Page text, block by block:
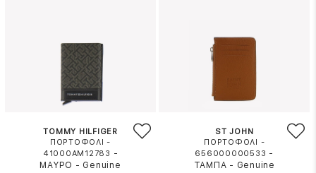
TOMMY HILFIGER
ΠΟΡΤΟΦΟΛΙ -
41000AM12783 -
ΜΑΥΡΟ - Genuine
ST JOHN
ΠΟΡΤΟΦΟΛΙ -
656000000533 -
ΤΑΜΠΑ - Genuine